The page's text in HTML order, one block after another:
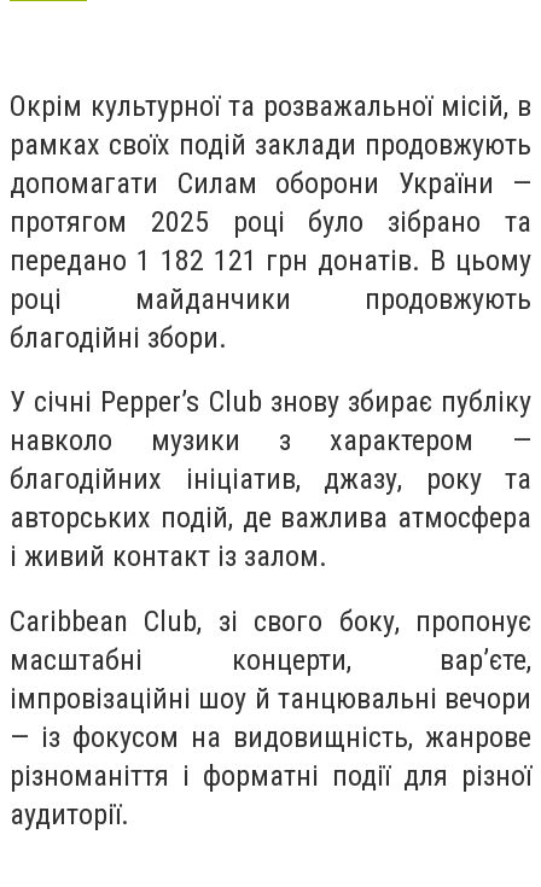
Окрім культурної та розважальної місій, в
рамках своїх подій заклади продовжують
допомагати Силам оборони України —
протягом 2025 році було зібрано та
передано 1 182 121 грн донатів. В цьому
році майданчики продовжують
благодійні збори.
У січні Pepper’s Club знову збирає публіку
навколо музики з характером —
благодійних ініціатив, джазу, року та
авторських подій, де важлива атмосфера
і живий контакт із залом.
Caribbean Club, зі свого боку, пропонує
масштабні концерти, вар’єте,
імпровізаційні шоу й танцювальні вечори
— із фокусом на видовищність, жанрове
різноманіття і форматні події для різної
аудиторії.